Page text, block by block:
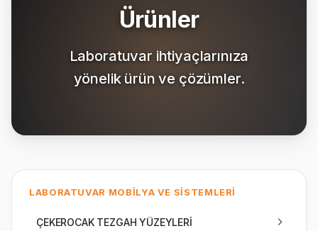
Ürünler
Laboratuvar ihtiyaçlarınıza
yönelik ürün ve çözümler.
LABORATUVAR MOBİLYA VE SİSTEMLERİ
ÇEKEROCAK TEZGAH YÜZEYLERİ